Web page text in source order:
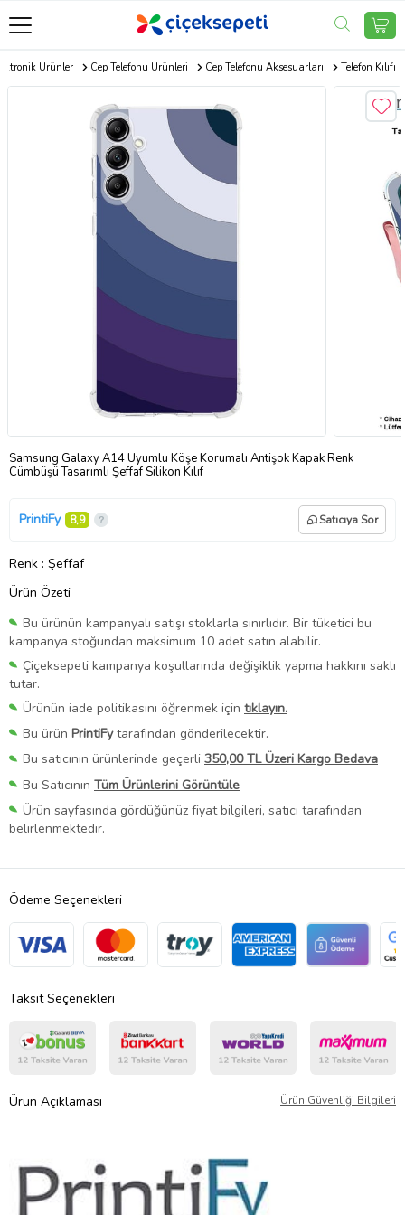
Ürünler Cep Telefonu Ürünleri Cep Telefonu Aksesuarları Telefon Kılıfı
Samsung Galaxy A14 Uyumlu Köşe Korumalı Antişok Kapak Renk
Cümbüşü Tasarımlı Şeffaf Silikon Kılıf
PrintiFy 8,9 Satıcıya Sor
Renk : Şeffaf
Ürün Özeti
Bu ürünün kampanyalı satışı stoklarla sınırlıdır. Bir tüketici bu
kampanya stoğundan maksimum 10 adet satın alabilir.
Çiçeksepeti kampanya koşullarında değişiklik yapma hakkını saklı
tutar.
Ürünün iade politikasını öğrenmek için tıklayın.
Bu ürün PrintiFytarafından gönderilecektir.
Bu satıcının ürünlerinde geçerli 350,00 TL Üzeri Kargo Bedava
Bu Satıcının Tüm Ürünlerini Görüntüle
Ürün sayfasında gördüğünüz fiyat bilgileri, satıcı tarafından
belirlenmektedir.
Ödeme Seçenekleri
Taksit Seçenekleri
Ürün Açıklaması Ürün Güvenliği Bilgileri